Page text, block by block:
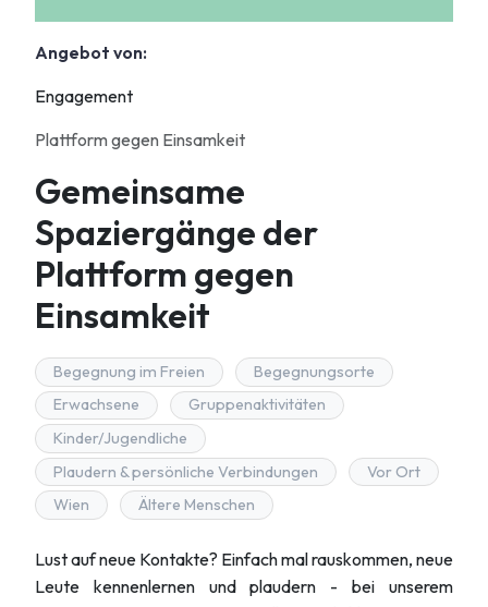
Angebot von:
Engagement
Plattform gegen Einsamkeit
Gemeinsame
Spaziergänge der
Plattform gegen
Einsamkeit
Begegnung im Freien
Begegnungsorte
Erwachsene
Gruppenaktivitäten
Kinder/Jugendliche
Plaudern & persönliche Verbindungen
Vor Ort
Wien
Ältere Menschen
Lust auf neue Kontakte? Einfach mal rauskommen, neue
Leute kennenlernen und plaudern - bei unserem